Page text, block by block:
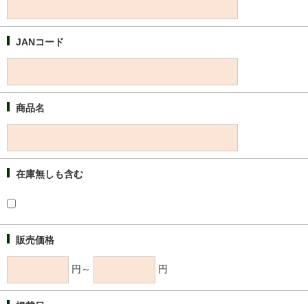
JANコード
商品名
在庫無しも含む
販売価格
円～ 円